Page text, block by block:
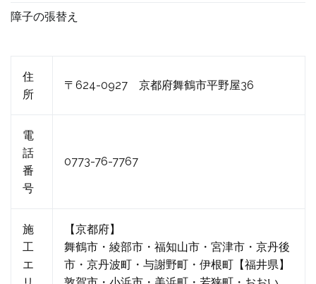
障子の張替え
住
所
〒624-0927 京都府舞鶴市平野屋36
電
話
番
号
0773-76-7767
施
工
エ
【京都府】
舞鶴市・綾部市・福知山市・宮津市・京丹後
市・京丹波町・与謝野町・伊根町【福井県】